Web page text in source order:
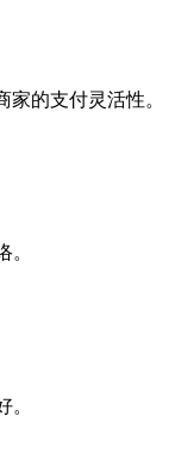
的支付灵活性。
。
。